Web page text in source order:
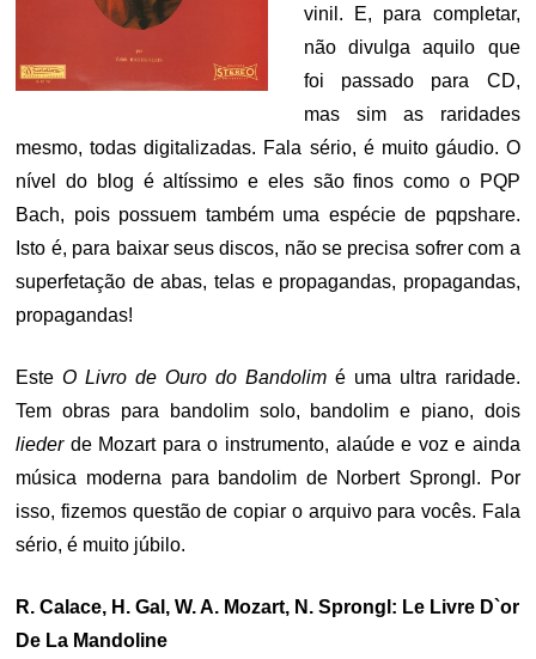
vinil. E, para completar,
não divulga aquilo que
foi passado para CD,
mas sim as raridades
mesmo, todas digitalizadas. Fala sério, é muito gáudio. O
nível do blog é altíssimo e eles são finos como o PQP
Bach, pois possuem também uma espécie de pqpshare.
Isto é, para baixar seus discos, não se precisa sofrer com a
superfetação de abas, telas e propagandas, propagandas,
propagandas!
EsteO Livro de Ouro do Bandolim é uma ultra raridade.
Tem obras para bandolim solo, bandolim e piano, dois
liederde Mozart para o instrumento, alaúde e voz e ainda
música moderna para bandolim de Norbert Sprongl. Por
isso, fizemos questão de copiar o arquivo para vocês. Fala
sério, é muito júbilo.
R. Calace, H. Gal, W. A. Mozart, N. Sprongl: Le Livre D`or
De La Mandoline